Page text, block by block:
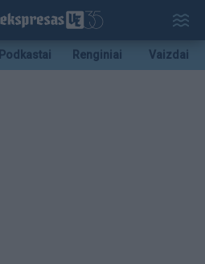
Podkastai Renginiai Vaizdai